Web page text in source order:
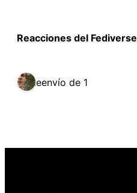
Reacciones del Fediverse
Reenvío de 1